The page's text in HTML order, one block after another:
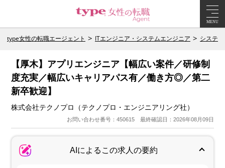
MENU
type女性の転職エージェント ITエンジニア・システムエンジニア システ
【厚木】アプリエンジニア【幅広い案件／研修制
度充実／幅広いキャリアパス有／働き方◎／第二
新卒歓迎】
株式会社テクノプロ（テクノプロ・エンジニアリング社）
お問い合わせ番号：450615 最終確認日：2026年08月09日
AIによるこの求人の要約